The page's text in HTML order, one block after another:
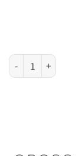
Cross Calais 系列 -